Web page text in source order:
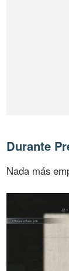
Durante
Nada más